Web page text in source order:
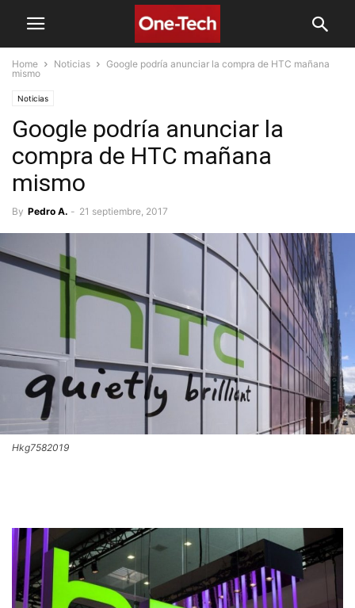
Home Noticias
Google podría anunciar la compra de HTC mañana
mismo
Noticias
Google podría anunciar la
compra de HTC mañana
mismo
By Pedro A. - 21 septiembre, 2017
Hkg7582019